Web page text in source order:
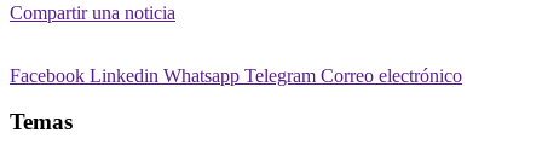
Compartir una noticia
Facebook Linkedin Whatsapp Telegram Correo electrónico
Temas